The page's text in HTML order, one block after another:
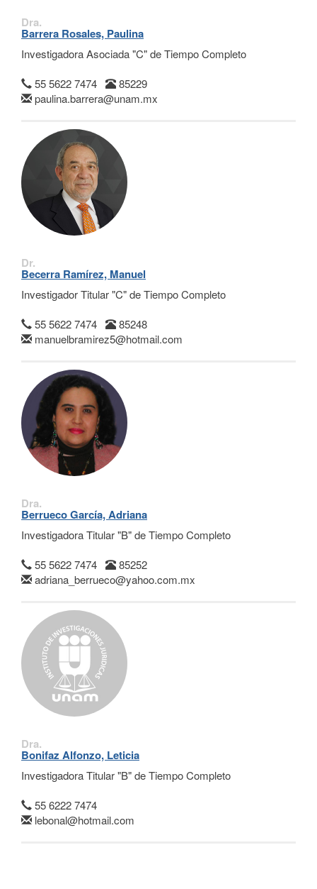
Dra.
Barrera Rosales, Paulina
Investigadora Asociada "C" de Tiempo Completo
55 5622 7474
85229
paulina.barrera@unam.mx
Dr.
Becerra Ramírez, Manuel
Investigador Titular "C" de Tiempo Completo
55 5622 7474
85248
manuelbramirez5@hotmail.com
Dra.
Berrueco García, Adriana
Investigadora Titular "B" de Tiempo Completo
55 5622 7474
85252
adriana_berrueco@yahoo.com.mx
Dra.
Bonifaz Alfonzo, Leticia
Investigadora Titular "B" de Tiempo Completo
55 6222 7474
lebonal@hotmail.com